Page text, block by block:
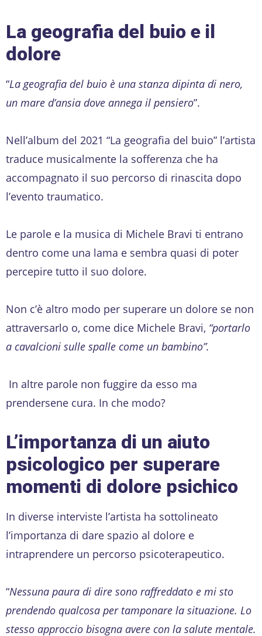
La geografia del buio e il
dolore
“La geografia del buio è una stanza dipinta di nero,
un mare d’ansia dove annega il pensiero”.
Nell’album del 2021 “La geografia del buio” l’artista
traduce musicalmente la sofferenza che ha
accompagnato il suo percorso di rinascita dopo
l’evento traumatico.
Le parole e la musica di Michele Bravi ti entrano
dentro come una lama e sembra quasi di poter
percepire tutto il suo dolore.
Non c’è altro modo per superare un dolore se non
attraversarlo o, come dice Michele Bravi, “portarlo
a cavalcioni sulle spalle come un bambino”.
In altre parole non fuggire da esso ma
prendersene cura. In che modo?
L’importanza di un aiuto
psicologico per superare
momenti di dolore psichico
In diverse interviste l’artista ha sottolineato
l’importanza di dare spazio al dolore e
intraprendere un percorso psicoterapeutico.
“Nessuna paura di dire sono raffreddato e mi sto
prendendo qualcosa per tamponare la situazione. Lo
stesso approccio bisogna avere con la salute mentale.